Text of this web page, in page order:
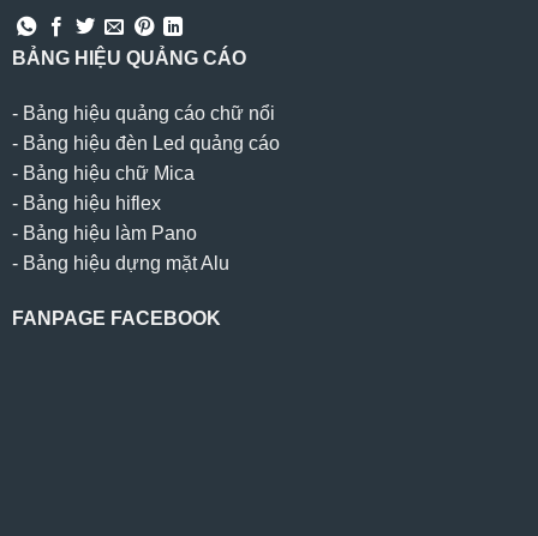
BẢNG HIỆU QUẢNG CÁO
- Bảng hiệu quảng cáo chữ nổi
- Bảng hiệu đèn Led quảng cáo
- Bảng hiệu chữ Mica
- Bảng hiệu hiflex
- Bảng hiệu làm Pano
- Bảng hiệu dựng mặt Alu
FANPAGE FACEBOOK